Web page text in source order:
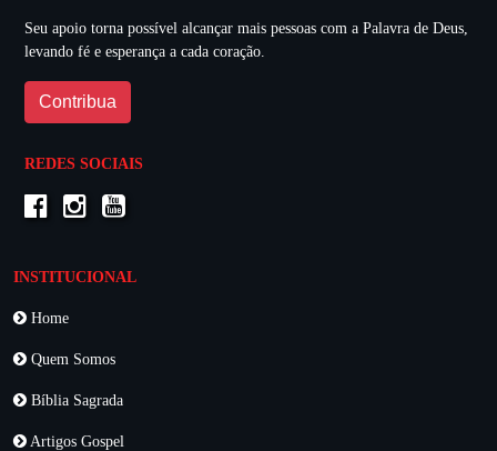
Seu apoio torna possível alcançar mais pessoas com a Palavra de Deus,
levando fé e esperança a cada coração.
Contribua
REDES SOCIAIS
INSTITUCIONAL
Home
Quem Somos
Bíblia Sagrada
Artigos Gospel